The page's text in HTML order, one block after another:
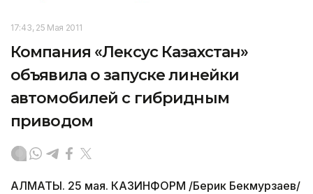
17:43, 25 Мая 2011
Компания «Лексус Казахстан»
объявила о запуске линейки
автомобилей с гибридным
приводом
АЛМАТЫ. 25 мая. КАЗИНФОРМ /Берик Бекмурзаев/